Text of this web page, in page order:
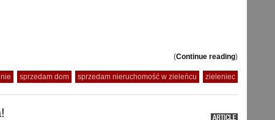
(Continue reading)
sprzedam dom sprzedam nieruchomość w zieleńcu zieleniec